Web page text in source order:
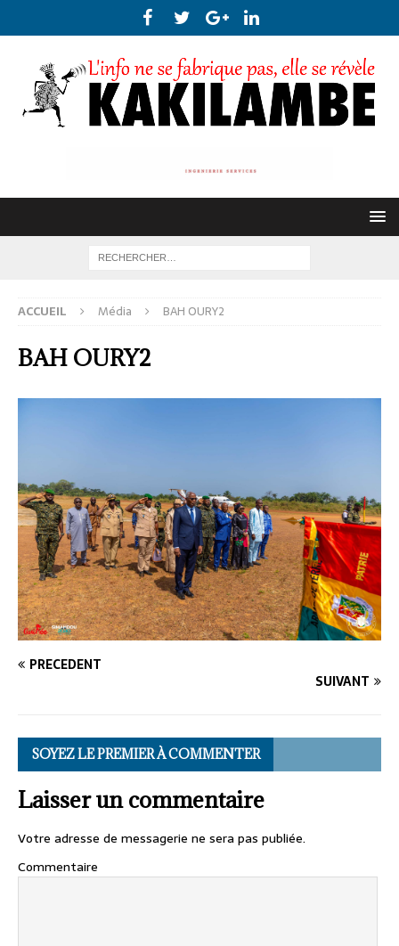
ACCUEIL Média BAH OURY2
BAH OURY2
PRÉCÉDENT
SUIVANT
SOYEZ LE PREMIER À COMMENTER
Laisser un commentaire
Votre adresse de messagerie ne sera pas publiée.
Commentaire